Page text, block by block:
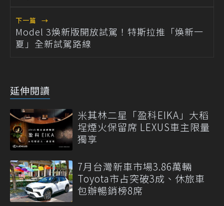
下一篇 →
Model 3煥新版開放試駕！特斯拉推「煥新一
夏」全新試駕路線
延伸閱讀
米其林二星「盈科EIKA」大稻
埕煙火保留席 LEXUS車主限量
獨享
7月台灣新車市場3.86萬輛
Toyota市占突破3成、休旅車
包辦暢銷榜8席